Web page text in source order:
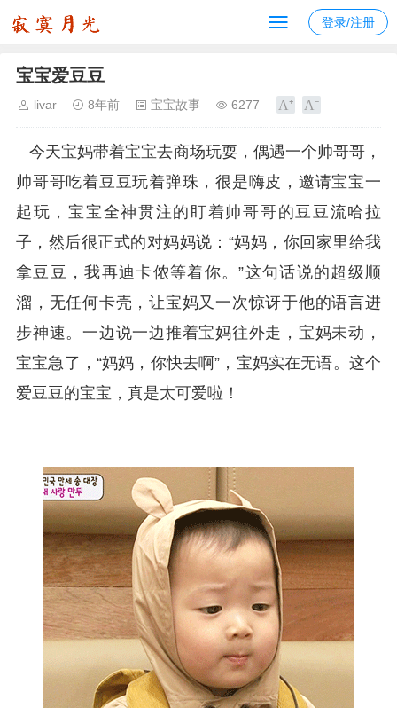
登录/注册
宝宝爱豆豆
livar 8年前 宝宝故事 6277
今天宝妈带着宝宝去商场玩耍，偶遇一个帅哥哥，
帅哥哥吃着豆豆玩着弹珠，很是嗨皮，邀请宝宝一
起玩，宝宝全神贯注的盯着帅哥哥的豆豆流哈拉
子，然后很正式的对妈妈说：“妈妈，你回家里给我
拿豆豆，我再迪卡侬等着你。”这句话说的超级顺
溜，无任何卡壳，让宝妈又一次惊讶于他的语言进
步神速。一边说一边推着宝妈往外走，宝妈未动，
宝宝急了，“妈妈，你快去啊”，宝妈实在无语。这个
爱豆豆的宝宝，真是太可爱啦！